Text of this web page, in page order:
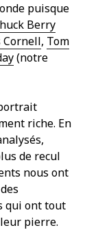
puisque
Berry
Cornell, Tom
(notre
riche. En
de recul
nous ont
qui ont tout
pierre.